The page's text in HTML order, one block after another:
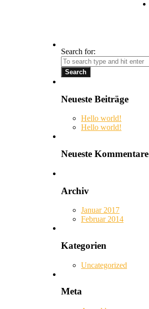
Search for:
Neueste Beiträge
Hello world!
Hello world!
Neueste Kommentare
Archiv
Januar 2017
Februar 2014
Kategorien
Uncategorized
Meta